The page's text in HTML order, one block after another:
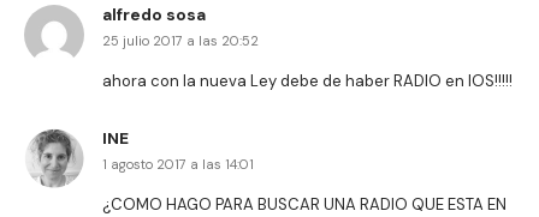
alfredo sosa
25 julio 2017 a las 20:52
ahora con la nueva Ley debe de haber RADIO en IOS!!!!!
INE
1 agosto 2017 a las 14:01
¿COMO HAGO PARA BUSCAR UNA RADIO QUE ESTA EN